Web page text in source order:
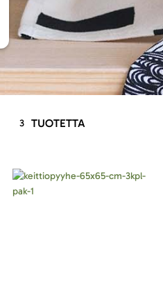
3 TUOTETTA